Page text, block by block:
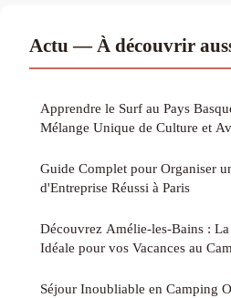
Actu — À découvrir
Apprendre le Surf au Pays
Mélange Unique de Culture et
Guide Complet pour Organiser
d'Entreprise Réussi à Paris
Découvrez Amélie-les-Bains :
Idéale pour vos Vacances au
Séjour Inoubliable en Camping